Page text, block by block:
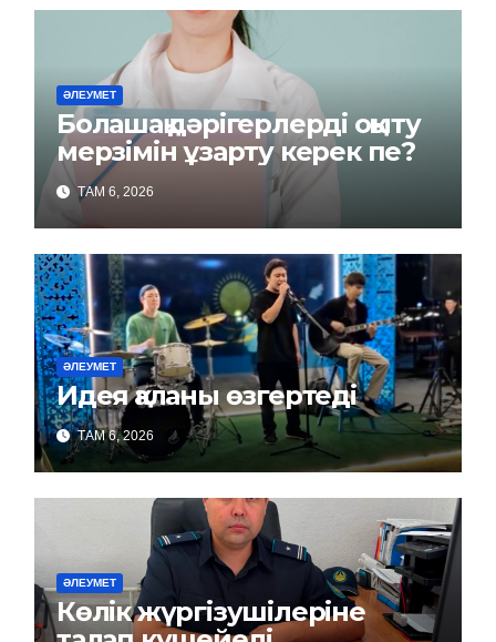
ӘЛЕУМЕТ
Болашақ дәрігерлерді оқыту
мерзімін ұзарту керек пе?
ТАМ 6, 2026
ӘЛЕУМЕТ
Идея қаланы өзгертеді
ТАМ 6, 2026
ӘЛЕУМЕТ
Көлік жүргізушілеріне